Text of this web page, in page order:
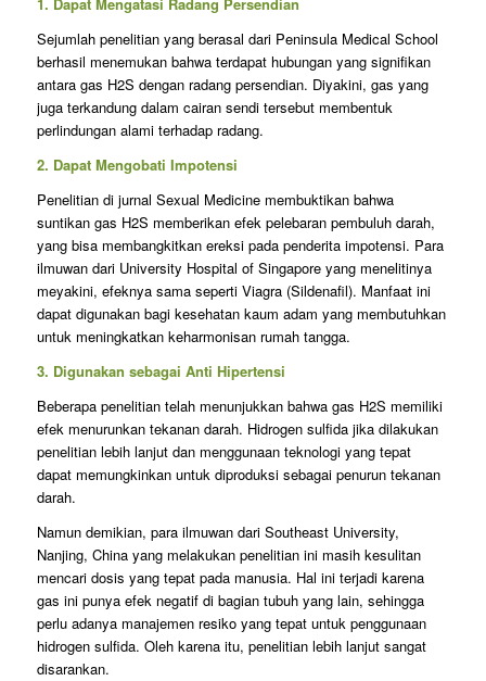
Sejumlah penelitian yang berasal dari Peninsula Medical School
berhasil menemukan bahwa terdapat hubungan yang signifikan
antara gas H2S dengan radang persendian. Diyakini, gas yang
juga terkandung dalam cairan sendi tersebut membentuk
perlindungan alami terhadap radang.
2. Dapat Mengobati Impotensi
Penelitian di jurnal Sexual Medicine membuktikan bahwa
suntikan gas H2S memberikan efek pelebaran pembuluh darah,
yang bisa membangkitkan ereksi pada penderita impotensi. Para
ilmuwan dari University Hospital of Singapore yang menelitinya
meyakini, efeknya sama seperti Viagra (Sildenafil). Manfaat ini
dapat digunakan bagi kesehatan kaum adam yang membutuhkan
untuk meningkatkan keharmonisan rumah tangga.
3. Digunakan sebagai Anti Hipertensi
Beberapa penelitian telah menunjukkan bahwa gas H2S memiliki
efek menurunkan tekanan darah. Hidrogen sulfida jika dilakukan
penelitian lebih lanjut dan menggunaan teknologi yang tepat
dapat memungkinkan untuk diproduksi sebagai penurun tekanan
darah.
Namun demikian, para ilmuwan dari Southeast University,
Nanjing, China yang melakukan penelitian ini masih kesulitan
mencari dosis yang tepat pada manusia. Hal ini terjadi karena
gas ini punya efek negatif di bagian tubuh yang lain, sehingga
perlu adanya manajemen resiko yang tepat untuk penggunaan
hidrogen sulfida. Oleh karena itu, penelitian lebih lanjut sangat
disarankan.